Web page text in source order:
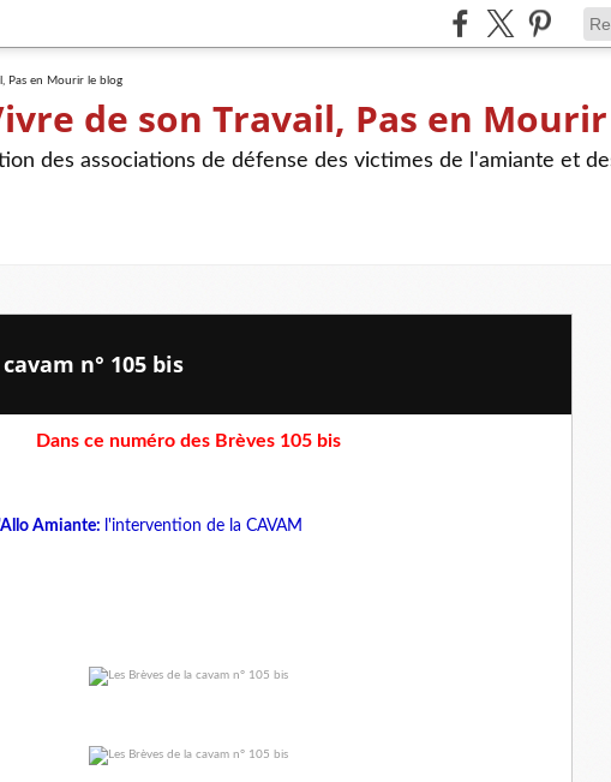
de son Travail, Pas en
des associations de défense des victimes de l'amiante et
n° 105 bis
Dans ce numéro des Brèves 105 bis
Amiante: l'intervention de la CAVAM